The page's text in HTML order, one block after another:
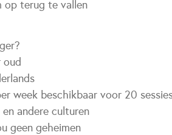
op terug te vallen
oud
week beschikbaar voor 20
andere culturen
geen geheimen